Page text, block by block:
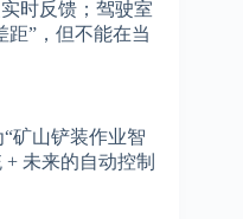
时反馈；驾驶室
距”，但不能在当
矿山铲装作业智
未来的自动控制